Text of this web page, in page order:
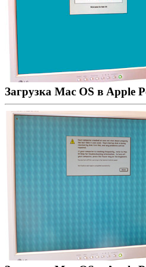
Загрузка Mac OS в Apple